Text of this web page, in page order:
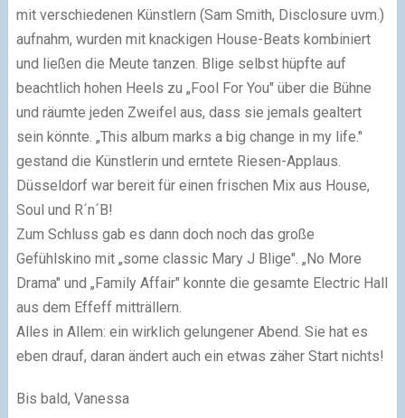
mit verschiedenen Künstlern (Sam Smith, Disclosure uvm.)
aufnahm, wurden mit knackigen House-Beats kombiniert
und ließen die Meute tanzen. Blige selbst hüpfte auf
beachtlich hohen Heels zu „Fool For You" über die Bühne
und räumte jeden Zweifel aus, dass sie jemals gealtert
sein könnte. „This album marks a big change in my life."
gestand die Künstlerin und erntete Riesen-Applaus.
Düsseldorf war bereit für einen frischen Mix aus House,
Soul und R´n´B!
Zum Schluss gab es dann doch noch das große
Gefühlskino mit „some classic Mary J Blige". „No More
Drama" und „Family Affair" konnte die gesamte Electric Hall
aus dem Effeff mitträllern.
Alles in Allem: ein wirklich gelungener Abend. Sie hat es
eben drauf, daran ändert auch ein etwas zäher Start nichts!
Bis bald, Vanessa